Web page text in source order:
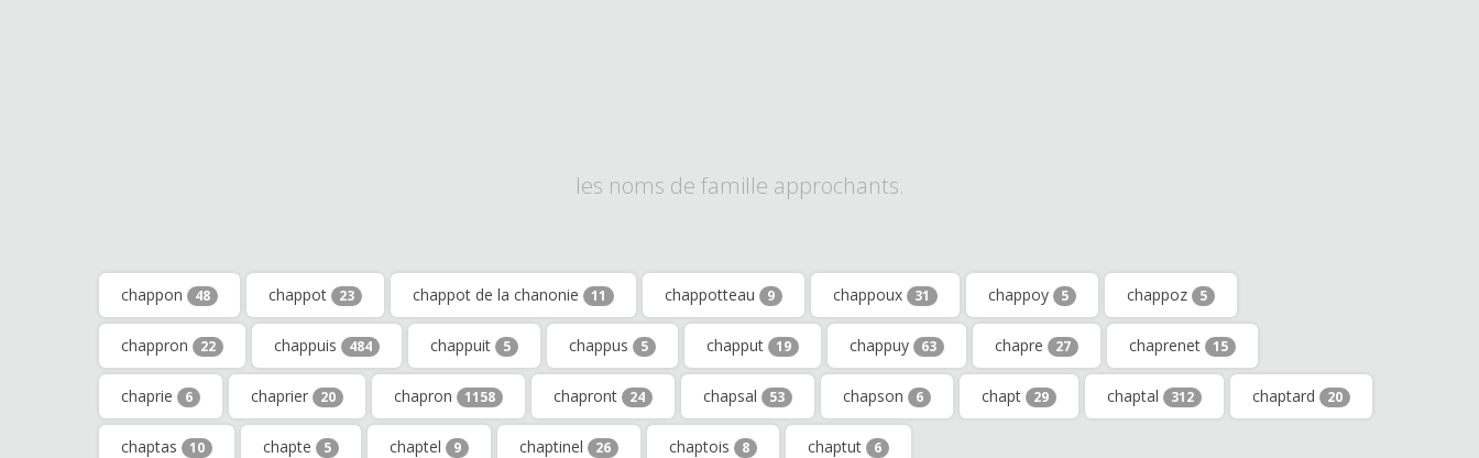
les noms de famille approchants.
chappon 48 chappot 23 chappot de la chanonie 11 chappotteau 9 chappoux 31 chappoy 5 chappoz 5
chappron 22 chappuis 484 chappuit 5 chappus 5 chapput 19 chappuy 63 chapre 27 chaprenet 15
chaprie 6 chaprier 20 chapron 1158 chapront 24 chapsal 53 chapson 6 chapt 29 chaptal 312 chaptard 20
chaptas 10 chapte 5 chaptel 9 chaptinel 26 chaptois 8 chaptut 6